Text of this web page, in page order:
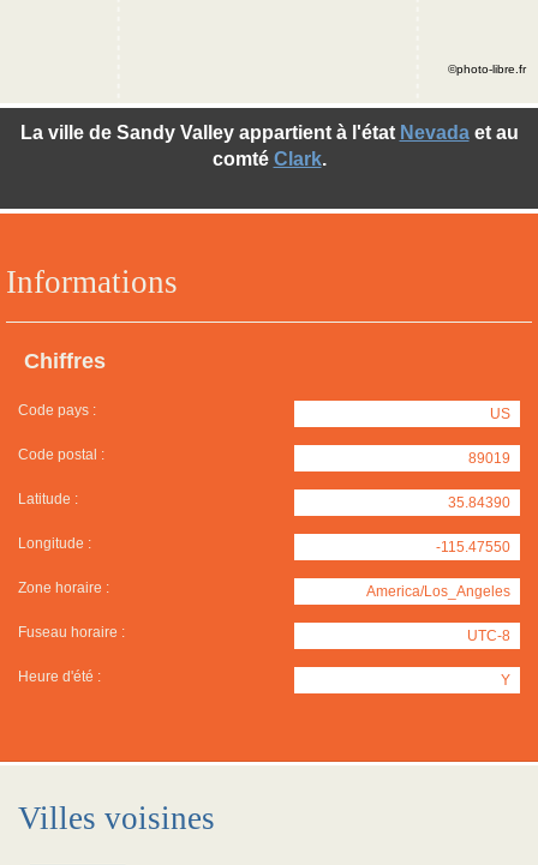
Informations
Chiffres
Code pays : US
Code postal : 89019
Latitude : 35.84390
Longitude : -115.47550
Zone horaire : America/Los_Angeles
Fuseau horaire : UTC-8
Heure d'été : Y
La ville de Sandy Valley appartient à l'état Nevadaet au
comté Clark.
©photo-libre.fr
Villes voisines